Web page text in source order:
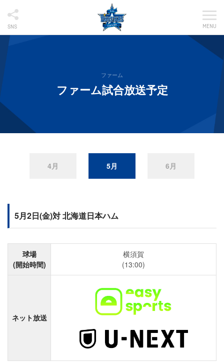
SNS MENU
ファーム
ファーム試合放送予定
4月 5月 6月
5月2日(金)対 北海道日本ハム
球場
(開始時間)
横須賀
(13:00)
ネット放送